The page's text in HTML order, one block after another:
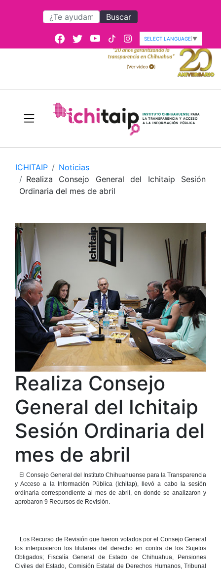
Buscar
SELECT LANGUAGE ▼
ICHITAIP
Noticias
Realiza Consejo General del Ichitaip Sesión
Ordinaria del mes de abril
Realiza Consejo
General del Ichitaip
Sesión Ordinaria del
mes de abril
El Consejo General del Instituto Chihuahuense para la Transparencia
y Acceso a la Información Pública (Ichitap), llevó a cabo la sesión
ordinaria correspondiente al mes de abril, en donde se analizaron y
aprobaron 9 Recursos de Revisión.
Los Recurso de Revisión que fueron votados por el Consejo General
los interpusieron los titulares del derecho en contra de los Sujetos
Obligados; Fiscalía General de Estado de Chihuahua, Pensiones
Civiles del Estado, Comisión Estatal de Derechos Humanos, Tribunal